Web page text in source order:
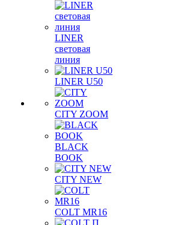
LINER
световая
линия
LINER U50
CITY ZOOM
BLACK
BOOK
CITY NEW
COLT MR16